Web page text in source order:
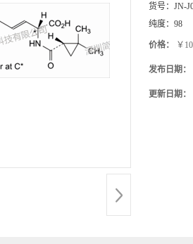
货号： JN-
纯度： 98
价格： ￥
发布日期：
更新日期：